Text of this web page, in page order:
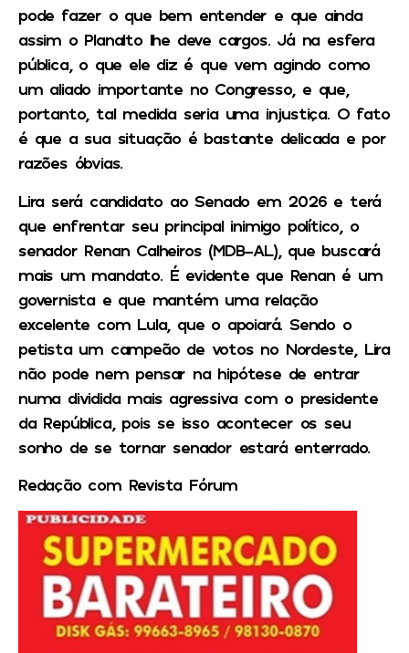
pode fazer o que bem entender e que ainda
assim o Planalto lhe deve cargos. Já na esfera
pública, o que ele diz é que vem agindo como
um aliado importante no Congresso, e que,
portanto, tal medida seria uma injustiça. O fato
é que a sua situação é bastante delicada e por
razões óbvias.
Lira será candidato ao Senado em 2026 e terá
que enfrentar seu principal inimigo político, o
senador Renan Calheiros (MDB-AL), que buscará
mais um mandato. É evidente que Renan é um
governista e que mantém uma relação
excelente com Lula, que o apoiará. Sendo o
petista um campeão de votos no Nordeste, Lira
não pode nem pensar na hipótese de entrar
numa dividida mais agressiva com o presidente
da República, pois se isso acontecer os seu
sonho de se tornar senador estará enterrado.
Redação com Revista Fórum